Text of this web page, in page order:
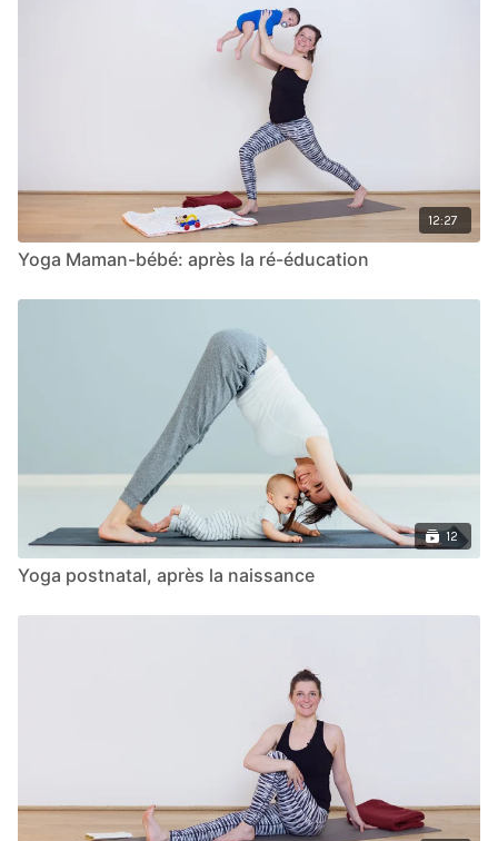
12:27
Yoga Maman-bébé: après la ré-éducation
12
Yoga postnatal, après la naissance